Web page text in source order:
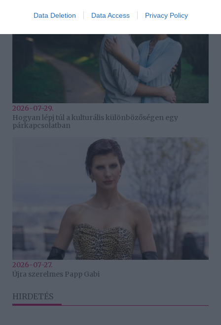
Data Deletion Data Access Privacy Policy
2026-07-29.
Hogyan lépj túl a kulturális különbözőségen egy
párkapcsolatban
2026-07-27.
Újra szerelmes Papp Gabi
HIRDETÉS